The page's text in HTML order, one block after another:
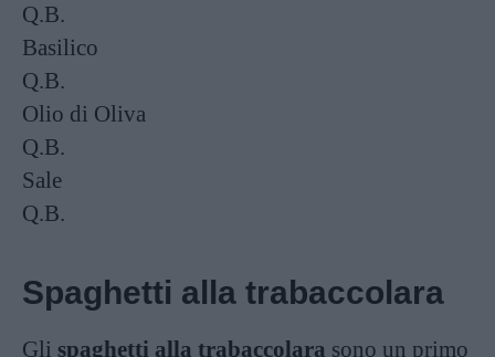
Q.B.
Basilico
Q.B.
Olio di Oliva
Q.B.
Sale
Q.B.
Spaghetti alla trabaccolara
Gli spaghetti alla trabaccolara sono un primo